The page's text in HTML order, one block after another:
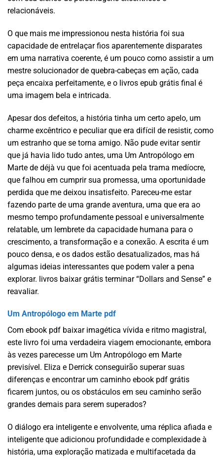
relacionáveis.
O que mais me impressionou nesta história foi sua
capacidade de entrelaçar fios aparentemente disparates
em uma narrativa coerente, é um pouco como assistir a um
mestre solucionador de quebra-cabeças em ação, cada
peça encaixa perfeitamente, e o livros epub grátis final é
uma imagem bela e intricada.
Apesar dos defeitos, a história tinha um certo apelo, um
charme excêntrico e peculiar que era difícil de resistir, como
um estranho que se torna amigo. Não pude evitar sentir
que já havia lido tudo antes, uma Um Antropólogo em
Marte de déjà vu que foi acentuada pela trama medíocre,
que falhou em cumprir sua promessa, uma oportunidade
perdida que me deixou insatisfeito. Pareceu-me estar
fazendo parte de uma grande aventura, uma que era ao
mesmo tempo profundamente pessoal e universalmente
relatable, um lembrete da capacidade humana para o
crescimento, a transformação e a conexão. A escrita é um
pouco densa, e os dados estão desatualizados, mas há
algumas ideias interessantes que podem valer a pena
explorar. livros baixar grátis terminar “Dollars and Sense” e
reavaliar.
Um Antropólogo em Marte pdf
Com ebook pdf baixar imagética vívida e ritmo magistral,
este livro foi uma verdadeira viagem emocionante, embora
às vezes parecesse um Um Antropólogo em Marte
previsível. Eliza e Derrick conseguirão superar suas
diferenças e encontrar um caminho ebook pdf grátis
ficarem juntos, ou os obstáculos em seu caminho serão
grandes demais para serem superados?
O diálogo era inteligente e envolvente, uma réplica afiada e
inteligente que adicionou profundidade e complexidade à
história, uma exploração matizada e multifacetada da